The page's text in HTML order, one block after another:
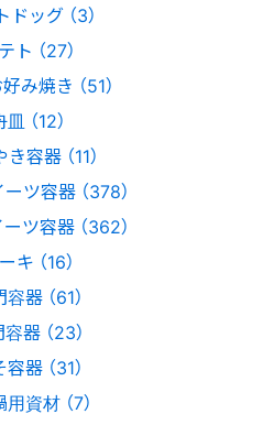
ッグ （3）
ト （27）
み焼き （51）
（12）
容器 （11）
ツ容器 （378）
ツ容器 （362）
キ （16）
器 （61）
器 （23）
器 （31）
用資材 （7）